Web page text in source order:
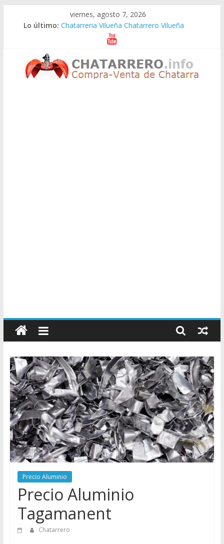
viernes, agosto 7, 2026
Lo último: Chatarreria Vilueña Chatarrero Vilueña
Chatarreria Zuera Chatarrero Zuera
Chatarreria Zaragoza Chatarrero Zaragoza
Chatarreria Zaida Chatarrero Zaida
Chatarreria Vistabella Chatarrero Vistabella
Chatarreros
–
Precio
de
Chatarra
Directorio
Chatarreros
para
vender
Chatarra
Precio Aluminio
Precio Aluminio
Tagamanent
Chatarrero